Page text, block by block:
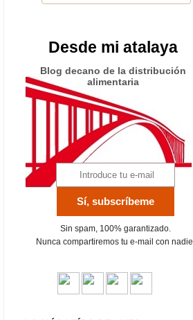
Desde mi atalaya
Blog decano de la distribución
alimentaria
Sin spam, 100% garantizado.
Nunca compartiremos tu e-mail con nadie.